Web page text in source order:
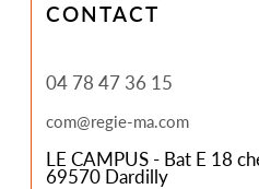
CONTACT
04 78 47 36 15
com@regie-ma.com
LE CAMPUS - Bat E 18
69570
Dardilly